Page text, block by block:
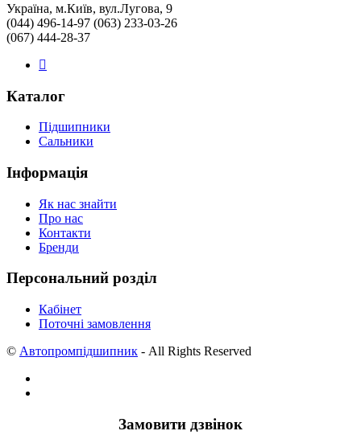
Україна, м.Київ, вул.Лугова, 9
(044) 496-14-97 (063) 233-03-26
(067) 444-28-37
Каталог
Підшипники
Сальники
Інформація
Як нас знайти
Про нас
Контакти
Бренди
Персональний розділ
Кабінет
Поточні замовлення
© Автопромпідшипник - All Rights Reserved
Замовити дзвінок